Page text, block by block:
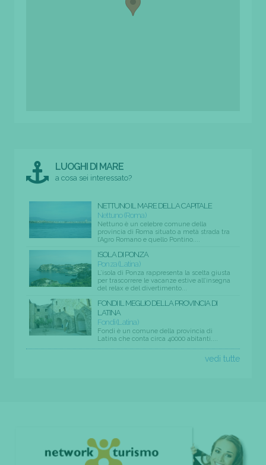
LUOGHI DI MARE
a cosa sei interessato?
NETTUNO IL MARE DELLA CAPITALE
Nettuno (Roma)
Nettuno è un celebre comune della
provincia di Roma situato a metà strada tra
l’Agro Romano e quello Pontino....
ISOLA DI PONZA
Ponza (Latina)
L’isola di Ponza rappresenta la scelta giusta
per trascorrere le vacanze estive all’insegna
del relax e del divertimento...
FONDI IL MEGLIO DELLA PROVINCIA DI
LATINA
Fondi (Latina)
Fondi è un comune della provincia di
Latina che conta circa 40000 abitanti....
vedi tutte